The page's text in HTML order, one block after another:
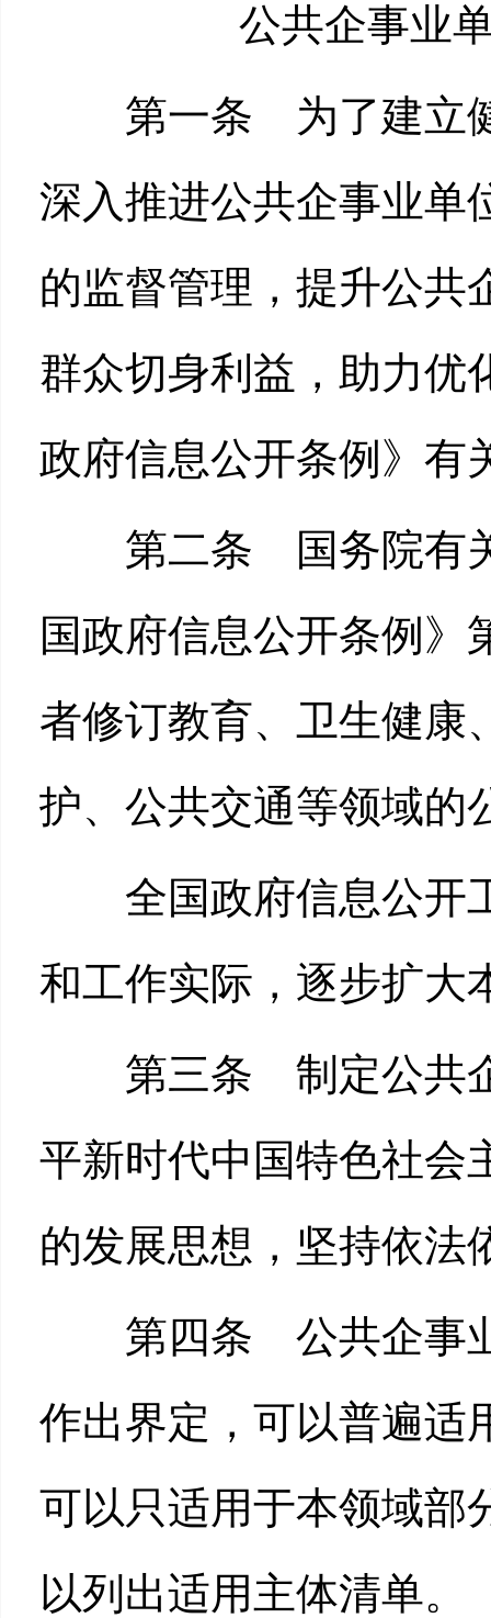
公共企事业
第一条 为了建立健
深入推进公共企事业单
的监督管理，提升公共
群众切身利益，助力优
政府信息公开条例》有
第二条 国务院有关
国政府信息公开条例》
者修订教育、卫生健康
护、公共交通等领域的
全国政府信息公开工
和工作实际，逐步扩大
第三条 制定公共企
平新时代中国特色社会
的发展思想，坚持依法
第四条 公共企事业
作出界定，可以普遍适
可以只适用于本领域部
以列出适用主体清单。